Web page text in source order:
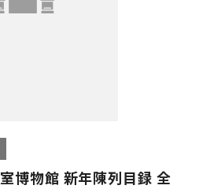
博物館 新年陳列目録 全